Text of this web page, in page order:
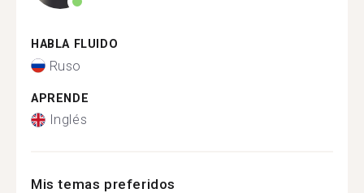
HABLA FLUIDO
Ruso
APRENDE
Inglés
Mis temas preferidos